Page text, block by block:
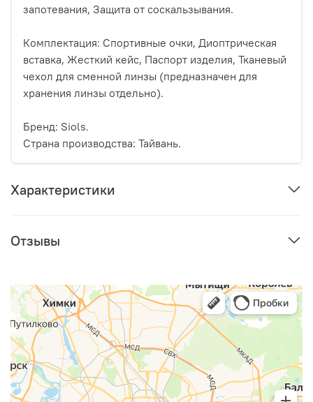
запотевания, Защита от соскальзывания.
Комплектация: Спортивные очки, Диоптрическая
вставка, Жесткий кейс, Паспорт изделия, Тканевый
чехол для сменной линзы (предназначен для
хранения линзы отдельно).
Бренд: Siols.
Страна производства: Тайвань.
Характеристики
Отзывы